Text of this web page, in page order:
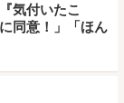
気付いたこ
同意！」「ほん